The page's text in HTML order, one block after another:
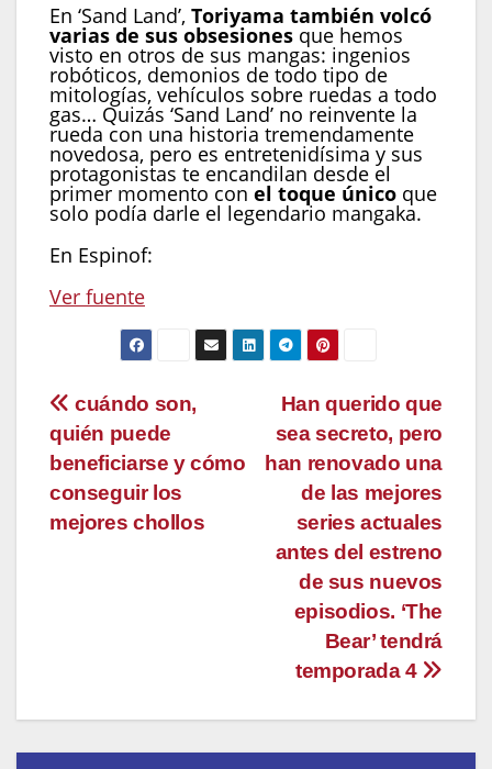
En ‘Sand Land’, Toriyama también volcó
varias de sus obsesiones que hemos
visto en otros de sus mangas: ingenios
robóticos, demonios de todo tipo de
mitologías, vehículos sobre ruedas a todo
gas… Quizás ‘Sand Land’ no reinvente la
rueda con una historia tremendamente
novedosa, pero es entretenidísima y sus
protagonistas te encandilan desde el
primer momento con el toque único que
solo podía darle el legendario mangaka.
En Espinof:
Ver fuente
Navegación
de
entradas
Han querido que
sea secreto, pero
han renovado una
de las mejores
series actuales
antes del estreno
de sus nuevos
episodios. ‘The
Bear’ tendrá
temporada 4
cuándo son,
quién puede
beneficiarse y cómo
conseguir los
mejores chollos